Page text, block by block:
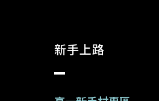
新手上路